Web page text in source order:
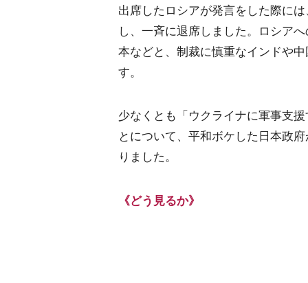
出席したロシアが発言をした際に
し、一斉に退席しました。ロシア
本などと、制裁に慎重なインドや
す。
少なくとも「ウクライナに軍事支
とについて、平和ボケした日本政
りました。
《どう見るか》